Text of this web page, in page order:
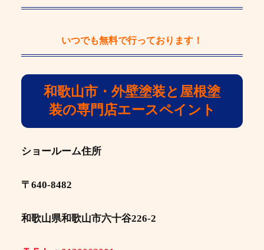
いつでも無料で行っております！
和歌山市・外壁塗装と屋根塗
装の専門店エースペイント
ショールーム住所
〒640-8482
和歌山県和歌山市六十谷226-2